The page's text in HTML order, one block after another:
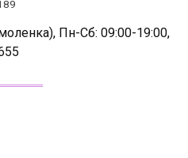
Пн-Сб: 09:00-19:00,